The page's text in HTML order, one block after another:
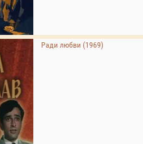
Ради любви (1969)